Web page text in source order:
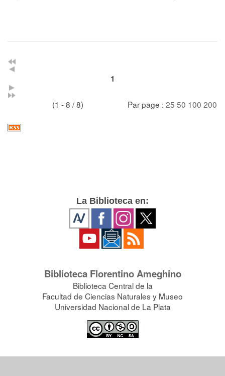
1
(1 - 8 / 8) Par page : 25 50 100 200
La Biblioteca en:
Biblioteca Florentino Ameghino
Biblioteca Central de la
Facultad de Ciencias Naturales y Museo
Universidad Nacional de La Plata